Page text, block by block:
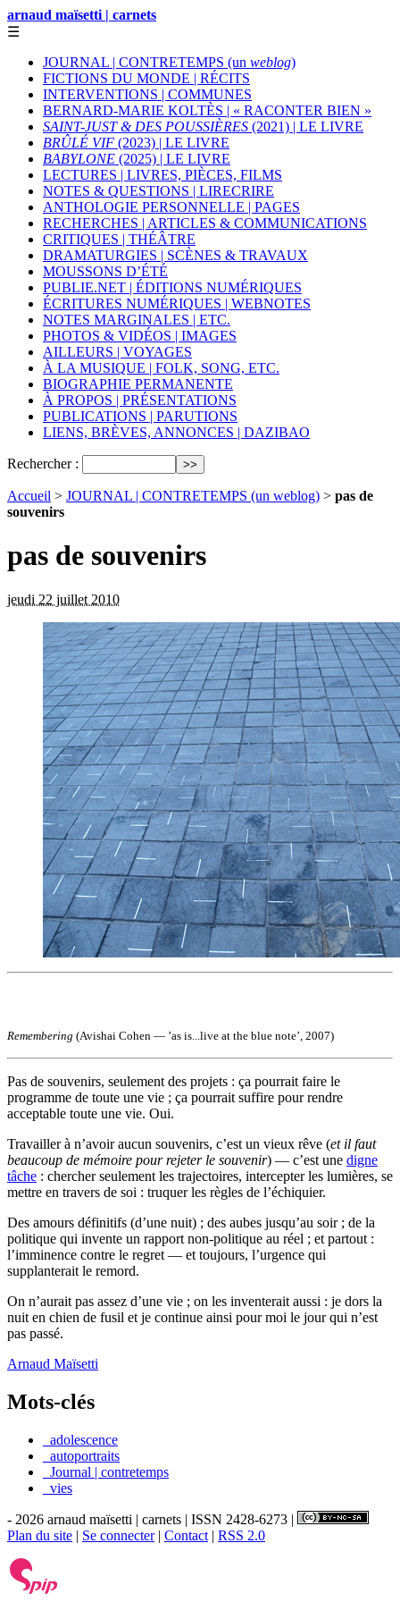
arnaud maïsetti | carnets
☰
JOURNAL | CONTRETEMPS (un weblog)
FICTIONS DU MONDE | RÉCITS
INTERVENTIONS | COMMUNES
BERNARD-MARIE KOLTÈS | « RACONTER BIEN »
SAINT-JUST & DES POUSSIÈRES (2021) | LE LIVRE
BRÛLÉ VIF (2023) | LE LIVRE
BABYLONE (2025) | LE LIVRE
LECTURES | LIVRES, PIÈCES, FILMS
NOTES & QUESTIONS | LIRECRIRE
ANTHOLOGIE PERSONNELLE | PAGES
RECHERCHES | ARTICLES & COMMUNICATIONS
CRITIQUES | THÉÂTRE
DRAMATURGIES | SCÈNES & TRAVAUX
MOUSSONS D’ÉTÉ
PUBLIE.NET | ÉDITIONS NUMÉRIQUES
ÉCRITURES NUMÉRIQUES | WEBNOTES
NOTES MARGINALES | ETC.
PHOTOS & VIDÉOS | IMAGES
AILLEURS | VOYAGES
À LA MUSIQUE | FOLK, SONG, ETC.
BIOGRAPHIE PERMANENTE
À PROPOS | PRÉSENTATIONS
PUBLICATIONS | PARUTIONS
LIENS, BRÈVES, ANNONCES | DAZIBAO
Rechercher :
Accueil > JOURNAL | CONTRETEMPS (un weblog) > pas de
souvenirs
pas de souvenirs
jeudi 22 juillet 2010
Remembering (Avishai Cohen — ’as is...live at the blue note’, 2007)
Pas de souvenirs, seulement des projets : ça pourrait faire le
programme de toute une vie ; ça pourrait suffire pour rendre
acceptable toute une vie. Oui.
Travailler à n’avoir aucun souvenirs, c’est un vieux rêve (et il faut
beaucoup de mémoire pour rejeter le souvenir) — c’est une digne
tâche : chercher seulement les trajectoires, intercepter les lumières, se
mettre en travers de soi : truquer les règles de l’échiquier.
Des amours définitifs (d’une nuit) ; des aubes jusqu’au soir ; de la
politique qui invente un rapport non-politique au réel ; et partout :
l’imminence contre le regret — et toujours, l’urgence qui
supplanterait le remord.
On n’aurait pas assez d’une vie ; on les inventerait aussi : je dors la
nuit en chien de fusil et je continue ainsi pour moi le jour qui n’est
pas passé.
Arnaud Maïsetti
Mots-clés
_adolescence
_autoportraits
_Journal | contretemps
_vies
- 2026 arnaud maïsetti | carnets | ISSN 2428-6273 |
Plan du site | Se connecter| Contact | RSS 2.0